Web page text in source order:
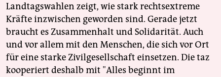
Landtagswahlen zeigt, wie stark rechtsextreme
Kräfte inzwischen geworden sind. Gerade jetzt
braucht es Zusammenhalt und Solidarität. Auch
und vor allem mit den Menschen, die sich vor Ort
für eine starke Zivilgesellschaft einsetzen. Die taz
kooperiert deshalb mit "Alles beginnt im